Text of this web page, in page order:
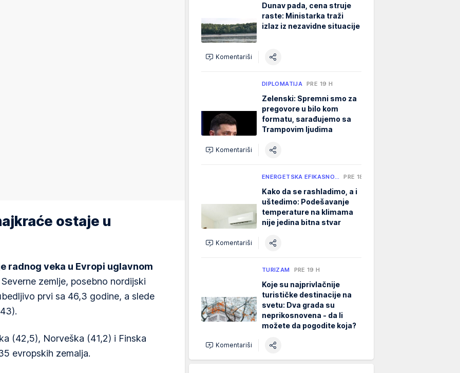
ostaje u
radnog veka u Evropi uglavnom
Severne zemlje, posebno nordijski
prvi sa 46,3 godine, a slede
(42,5), Norveška (41,2) i Finska
evropskih zemalja.
Dunav pada, cena struje
raste: Ministarka traži
izlaz iz nezavidne situacije
Komentariši
DIPLOMATIJA PRE 19 H
Zelenski: Spremni smo za
pregovore u bilo kom
formatu, sarađujemo sa
Trampovim ljudima
Komentariši
ENERGETSKA EFIKASNO… PRE 18 H
Kako da se rashladimo, a i
uštedimo: Podešavanje
temperature na klimama
nije jedina bitna stvar
Komentariši
TURIZAM PRE 19 H
Koje su najprivlačnije
turističke destinacije na
svetu: Dva grada su
neprikosnovena - da li
možete da pogodite koja?
Komentariši